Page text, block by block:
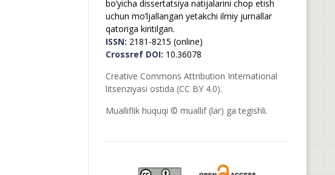
bo’yicha dissertatsiya natijalarini chop etish
uchun mo’ljallangan yetakchi ilmiy jurnallar
qatoriga kiritilgan.
ISSN: 2181-8215 (online)
Crossref DOI: 10.36078
Creative Commons Attribution International
litsenziyasi ostida (CC BY 4.0).
Mualliflik huquqi © muallif (lar) ga tegishli.